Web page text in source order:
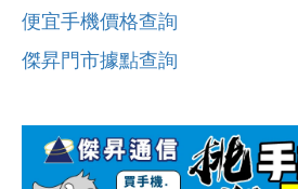
便宜手機價格查詢
傑昇門市據點查詢